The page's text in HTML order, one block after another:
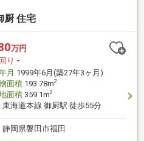
厨 住宅
万円
り -
月 1999年6月(築27年3ヶ月)
面積193.78m2
面積359.1m2
東海道本線 御厨駅 徒歩55分
静岡県磐田市福田